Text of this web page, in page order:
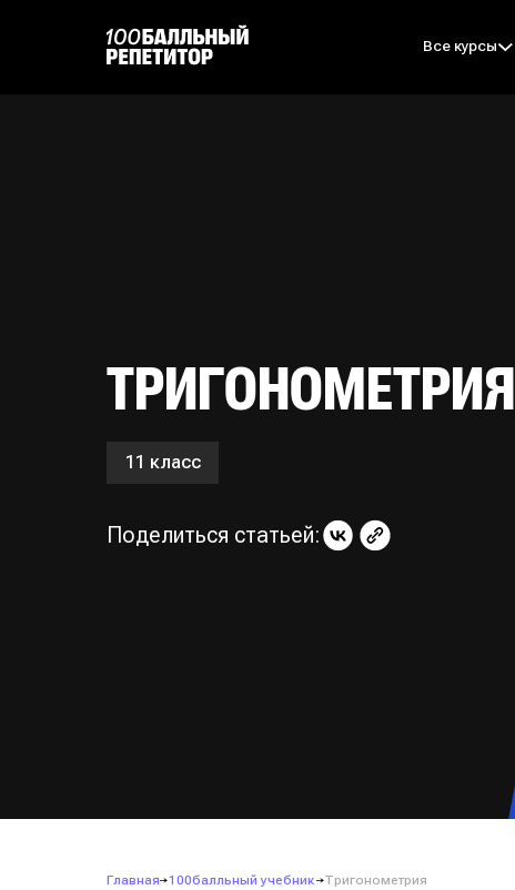
Все курсы
ТРИГОНОМЕТРИЯ
11 класс
Поделиться статьей:
Главная 100балльный учебник Тригонометрия